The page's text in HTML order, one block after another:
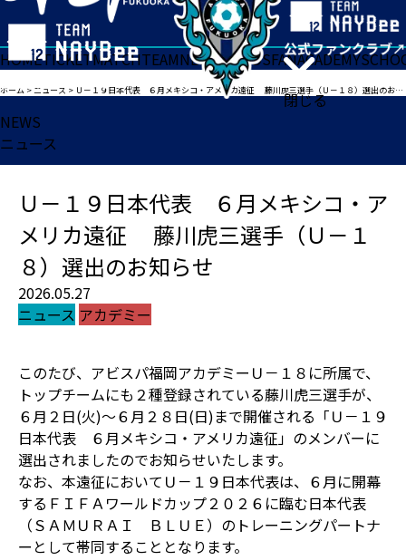
閉じる
HOMETICKETMATCHTEAMNEWSGOODSFANACADEMY
ホーム >ニュース > Ｕ－１９日本代表 ６月メキシコ・アメリカ遠征 藤川虎三選手（Ｕ－１８）選出のお知らせ
NEWS
ニュース
Ｕ－１９日本代表 ６月メキシコ・ア
メリカ遠征 藤川虎三選手（Ｕ－１
８）選出のお知らせ
2026.05.27
ニュース アカデミー
このたび、アビスパ福岡アカデミーＵ－１８に所属で、
トップチームにも２種登録されている藤川虎三選手が、
６月２日(火)～６月２８日(日)まで開催される「Ｕ－１９
日本代表 ６月メキシコ・アメリカ遠征」のメンバーに
選出されましたのでお知らせいたします。
なお、本遠征においてＵ－１９日本代表は、６月に開幕
するＦＩＦＡワールドカップ２０２６に臨む日本代表
（ＳＡＭＵＲＡＩ ＢＬＵＥ）のトレーニングパートナ
ーとして帯同することとなります。